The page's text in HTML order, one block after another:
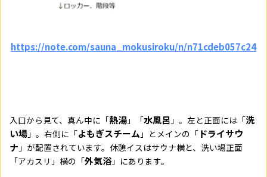
https://note.com/sauna_mokusiroku/n/n71cdeb057c24
入口から見て、真ん中に「熱湯 」「水風呂 」。左と正面には「洗
い場 」。右側に「よもぎスチーム 」とメインの「 ドライサウ
ナ 」が配置されています。休憩イスはサウナ横と、洗い場正面
「アカスリ」横の「外気浴」にあります。